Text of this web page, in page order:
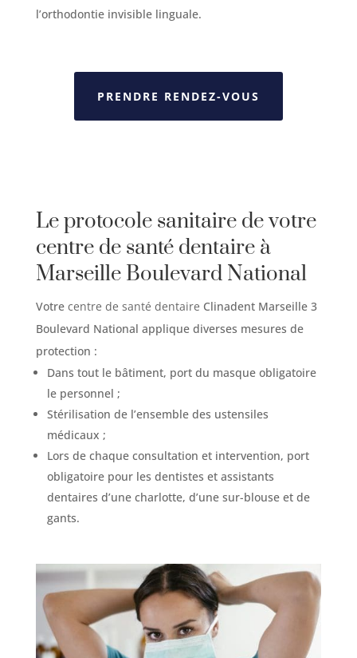
l’orthodontie invisible linguale.
PRENDRE RENDEZ-VOUS
Le protocole sanitaire de votre
centre de santé dentaire à
Marseille BoulevardNational
Votre centre de santé dentaire Clinadent Marseille 3
Boulevard National applique diverses mesures de
protection :
Dans tout le bâtiment, port du masque obligatoire
le personnel ;
Stérilisation de l’ensemble des ustensiles
médicaux ;
Lors de chaque consultation et intervention, port
obligatoire pour les dentistes et assistants
dentaires d’une charlotte, d’une sur-blouse et de
gants.